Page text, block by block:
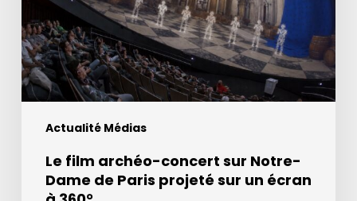
Actualité Médias
Notre-
Dame
de
Paris
projeté
360°
Le film archéo-concert sur Notre-
Dame de Paris projeté sur un écran